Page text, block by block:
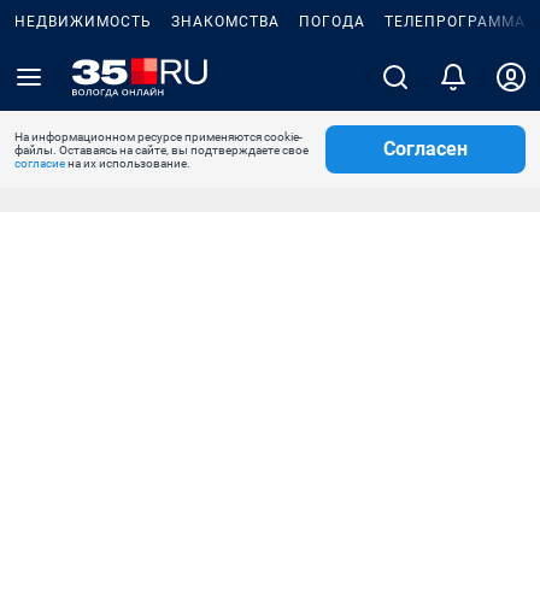
НЕДВИЖИМОСТЬ ЗНАКОМСТВА ПОГОДА ТЕЛЕПРОГРАММА
На информационном ресурсе применяются cookie-
файлы. Оставаясь на сайте, вы подтверждаете свое
согласиена их использование.
Согласен